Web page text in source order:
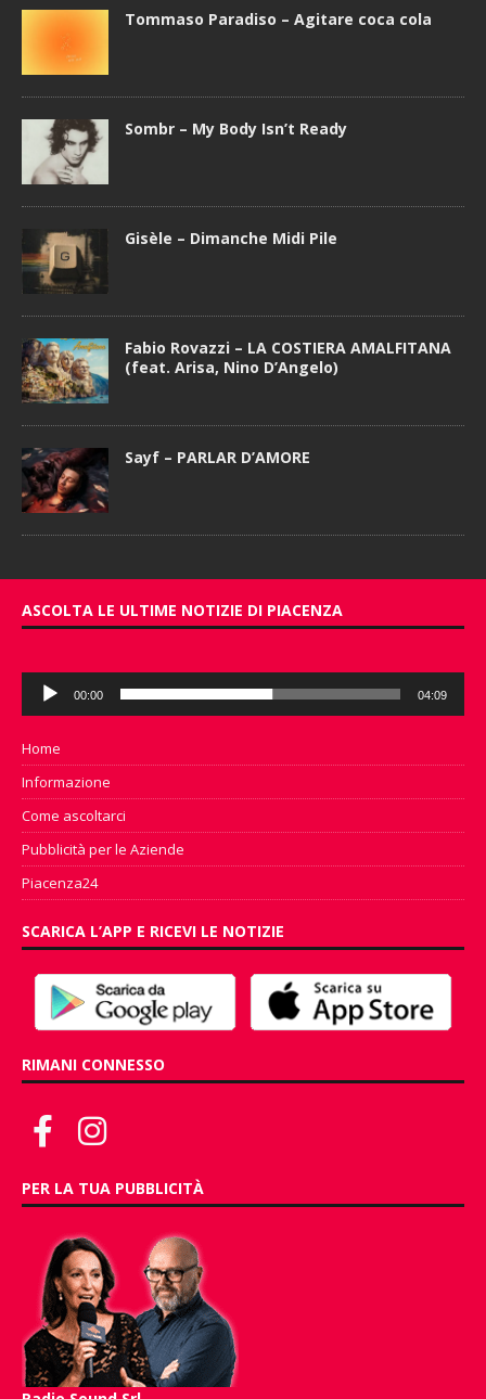
Tommaso Paradiso – Agitare coca cola
Sombr – My Body Isn’t Ready
Gisèle – Dimanche Midi Pile
Fabio Rovazzi – LA COSTIERA AMALFITANA
(feat. Arisa, Nino D’Angelo)
Sayf – PARLAR D’AMORE
ASCOLTA LE ULTIME NOTIZIE DI PIACENZA
Audio
Player
00:00 04:09
Home
Informazione
Come ascoltarci
Pubblicità per le Aziende
Piacenza24
SCARICA L’APP E RICEVI LE NOTIZIE
RIMANI CONNESSO
PER LA TUA PUBBLICITÀ